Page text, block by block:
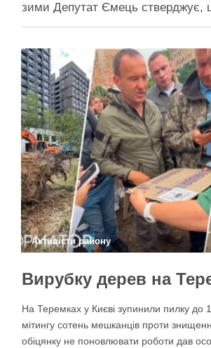
зими Депутат Ємець
можуть бути знищені першим же
генерація тепла, але ввести її в
швидко не вийде …
Активісти району
На Теремках у Києві зупинили пилку до
мітингу сотень мешканців проти
обіцянку не поновлювати роботи дав